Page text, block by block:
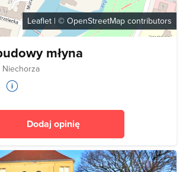
Leaflet | © OpenStreetMap contributors
młyna
Dodaj opinię